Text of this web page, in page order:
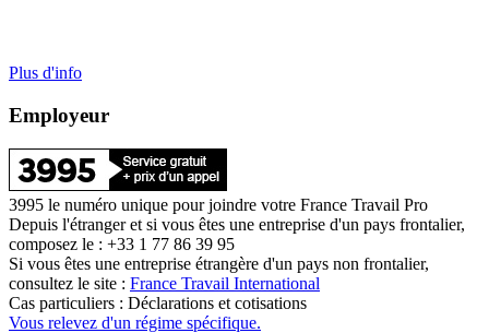
Plus d'info
Employeur
3995 le numéro unique pour joindre votre France Travail Pro
Depuis l'étranger et si vous êtes une entreprise d'un pays frontalier,
composez le : +33 1 77 86 39 95
Si vous êtes une entreprise étrangère d'un pays non frontalier,
consultez le site : France Travail International
Cas particuliers : Déclarations et cotisations
Vous relevez d'un régime spécifique.